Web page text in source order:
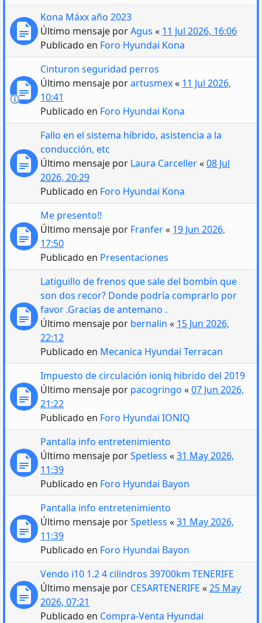
Kona Máxx año 2023
Último mensaje porAgus « 11 Jul 2026, 16:06
Publicado en Foro Hyundai Kona
Cinturon seguridad perros
Último mensaje porartusmex« 11 Jul 2026,
10:41
Publicado en Foro Hyundai Kona
Fallo en el sistema híbrido, asistencia a la
conducción, etc
Último mensaje por Laura Carceller«08 Jul
2026, 20:29
Publicado en Foro Hyundai Kona
Me presento!!
Último mensaje por Franfer« 19 Jun 2026,
17:50
Publicado en Presentaciones
Latiguillo de frenos que sale del bombín que
son dos recor? Donde podría comprarlo por
favor .Gracias de antemano .
Último mensaje por bernalin « 15 Jun 2026,
22:12
Publicado en Mecanica Hyundai Terracan
Impuesto de circulación ioniq hibrido del 2019
Último mensaje por pacogringo «07 Jun 2026,
21:22
Publicado en Foro Hyundai IONIQ
Pantalla info entretenimiento
Último mensaje porSpetless «31 May 2026,
11:39
Publicado en Foro Hyundai Bayon
Pantalla info entretenimiento
Último mensaje porSpetless «31 May 2026,
11:39
Publicado en Foro Hyundai Bayon
Vendo i10 1.2 4 cilindros 39700km TENERIFE
Último mensaje por CESARTENERIFE «25 May
2026, 07:21
Publicado en Compra-Venta Hyundai